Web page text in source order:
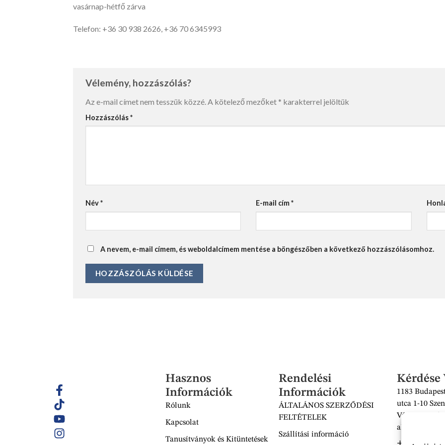
vasárnap-hétfő zárva
Telefon: +36 30 938 2626, +36 70 6345993
Vélemény, hozzászólás?
Az e-mail címet nem tesszük közzé. A kötelező mezőket * karakterrel jelöltük
Hozzászólás*
Név* E-mail cím*
A nevem, e-mail címem, és weboldalcímem mentése a böngészőben a következő hozzászólásomhoz.
Hasznos
Információk
Rólunk
Kapcsolat
Tanusítványok és Kitüntetések
Rendelési
Információk
ÁLTALÁNOS SZERZŐDÉSI
FELTÉTELEK
Szállítási információ
Kérdése
1183
utca 1-10
Vásárcsarnok
alatt
+36 30 938